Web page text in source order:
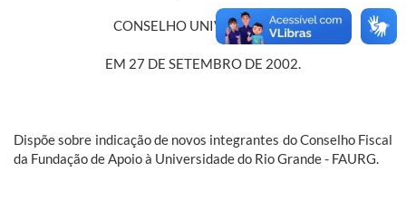
CONSELHO UNIVERSITÁRIO
EM 27 DE SETEMBRO DE 2002.
Dispõe sobre indicação de novos integrantes do Conselho Fiscal
da Fundação de Apoio à Universidade do Rio Grande - FAURG.